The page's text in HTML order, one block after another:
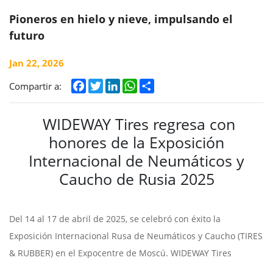
Pioneros en hielo y nieve, impulsando el
futuro
Jan 22, 2026
Compartir a:
Facebook
TwitterLinkedInWhatsApp
WIDEWAY Tires regresa con
honores de la Exposición
Internacional de Neumáticos y
Caucho de Rusia 2025
Del 14 al 17 de abril de 2025, se celebró con éxito la
Exposición Internacional Rusa de Neumáticos y Caucho (TIRES
& RUBBER) en el Expocentre de Moscú. WIDEWAY Tires